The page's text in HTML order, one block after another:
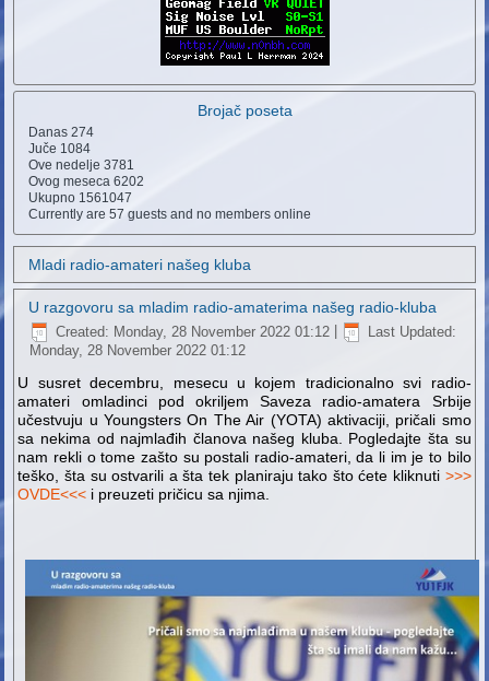
Brojač poseta
Danas274
Juče 1084
Ove nedelje3781
Ovog meseca6202
Ukupno 1561047
Currently are 57 guests and no members online
Mladi radio-amateri našeg kluba
U razgovoru sa mladim radio-amaterima našeg radio-kluba
Created: Monday, 28 November 2022 01:12
Last Updated:
Monday, 28 November 2022 01:12
U susret decembru, mesecu u kojem tradicionalno svi radio-
amateri omladinci pod okriljem Saveza radio-amatera Srbije
učestvuju u Youngsters On The Air (YOTA) aktivaciji, pričali smo
sa nekima od najmlađih članova našeg kluba. Pogledajte šta su
nam rekli o tome zašto su postali radio-amateri, da li im je to bilo
teško, šta su ostvarili a šta tek planiraju tako što ćete kliknuti >>>
OVDE<<< i preuzeti pričicu sa njima.